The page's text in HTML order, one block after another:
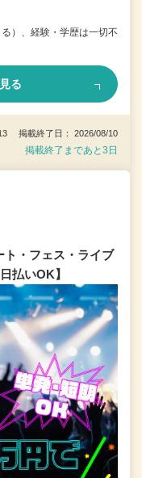
）、経験・学歴は一切不
る
掲載終了日： 2026/08/10
掲載終了まであと3日
・フェス・ライブ
払いOK】